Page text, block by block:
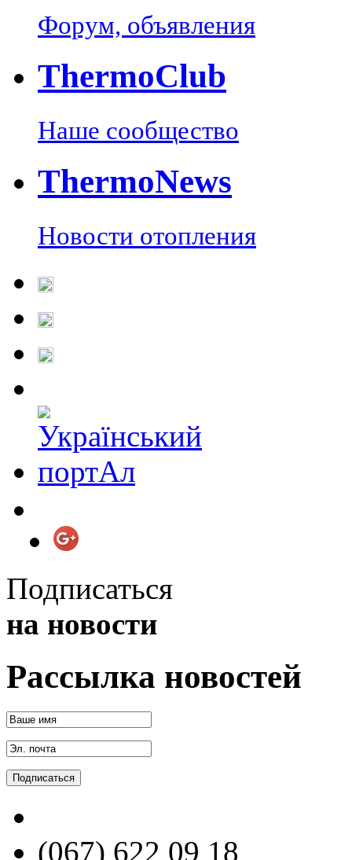
Форум, объявления
ThermoClub
Наше сообщество
ThermoNews
Новости отопления
Подписаться
на новости
Рассылка новостей
(067) 622 09 18